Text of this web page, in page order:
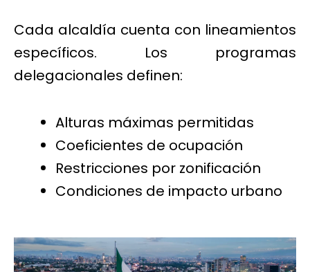
Cada alcaldía cuenta con lineamientos
específicos. Los programas
delegacionales definen:
Alturas máximas permitidas
Coeficientes de ocupación
Restricciones por zonificación
Condiciones de impacto urbano